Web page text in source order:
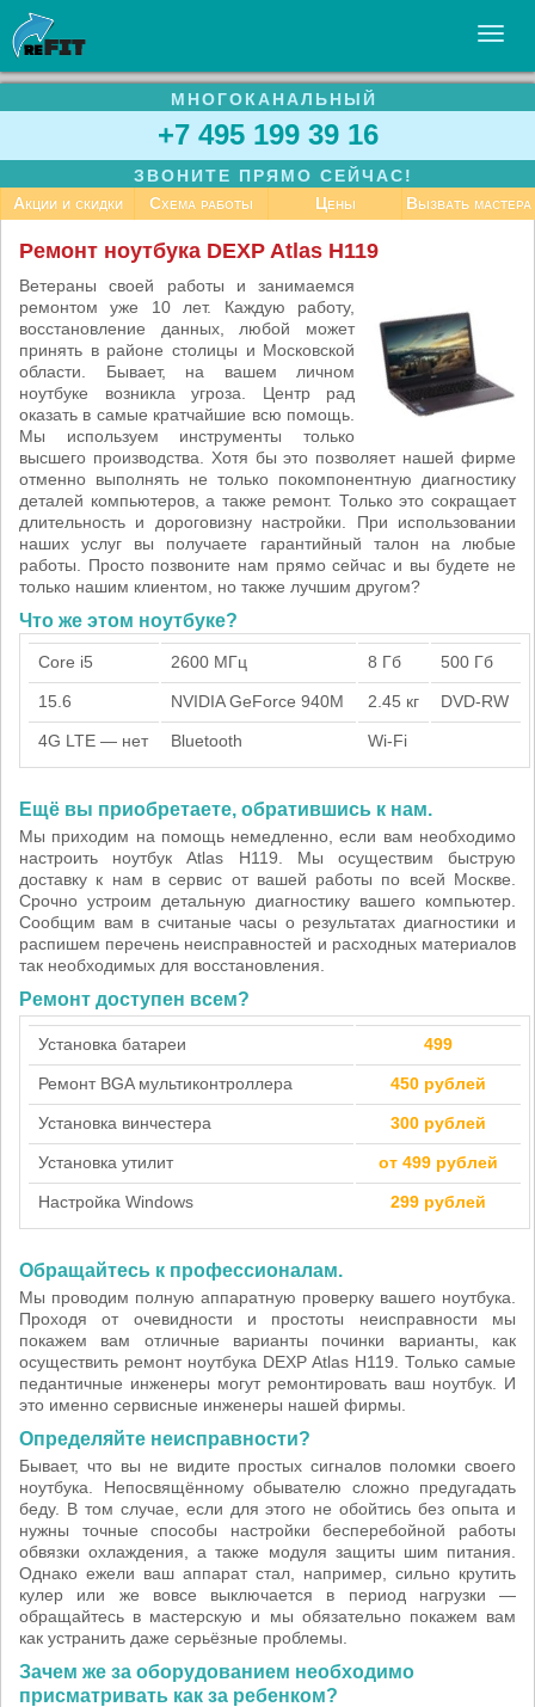
УСЛУГИ
БИЗНЕСУ
СТАТЬИ
МНОГОКАНАЛЬНЫЙ
+7 495 199 39 16
ЗВОНИТЕ ПРЯМО СЕЙЧАС!
Акции и скидки
Схема работы Цены Вызвать мастера
Ремонт ноутбука DEXP Atlas H119
Ветераны своей работы и занимаемся
ремонтом уже 10 лет. Каждую работу,
восстановление данных, любой может
принять в районе столицы и Московской
области. Бывает, на вашем личном
ноутбуке возникла угроза. Центр рад
оказать в самые кратчайшие всю помощь.
Мы используем инструменты только
высшего производства. Хотя бы это позволяет нашей фирме
отменно выполнять не только покомпонентную диагностику
деталей компьютеров, а также ремонт. Только это сокращает
длительность и дороговизну настройки. При использовании
наших услуг вы получаете гарантийный талон на любые
работы. Просто позвоните нам прямо сейчас и вы будете не
только нашим клиентом, но также лучшим другом?
Что же этом ноутбуке?
Core i5 2600 МГц 8 Гб 500 Гб
15.6 NVIDIA GeForce 940M 2.45 кг DVD-RW
4G LTE — нет Bluetooth Wi-Fi
Ещё вы приобретаете, обратившись к нам.
Мы приходим на помощь немедленно, если вам необходимо
настроить ноутбук Atlas H119. Мы осуществим быструю
доставку к нам в сервис от вашей работы по всей Москве.
Срочно устроим детальную диагностику вашего компьютер.
Сообщим вам в считаные часы о результатах диагностики и
распишем перечень неисправностей и расходных материалов
так необходимых для восстановления.
Ремонт доступен всем?
Установка батареи 499
Ремонт BGA мультиконтроллера 450 рублей
Установка винчестера 300 рублей
Установка утилит от 499 рублей
Настройка Windows 299 рублей
Обращайтесь к профессионалам.
Мы проводим полную аппаратную проверку вашего ноутбука.
Проходя от очевидности и простоты неисправности мы
покажем вам отличные варианты починки варианты, как
осуществить ремонт ноутбука DEXP Atlas H119. Только самые
педантичные инженеры могут ремонтировать ваш ноутбук. И
это именно сервисные инженеры нашей фирмы.
Определяйте неисправности?
Бывает, что вы не видите простых сигналов поломки своего
ноутбука. Непосвящённому обывателю сложно предугадать
беду. В том случае, если для этого не обойтись без опыта и
нужны точные способы настройки бесперебойной работы
обвязки охлаждения, а также модуля защиты шим питания.
Однако ежели ваш аппарат стал, например, сильно крутить
кулер или же вовсе выключается в период нагрузки —
обращайтесь в мастерскую и мы обязательно покажем вам
как устранить даже серьёзные проблемы.
Зачем же за оборудованием необходимо
присматривать как за ребенком?